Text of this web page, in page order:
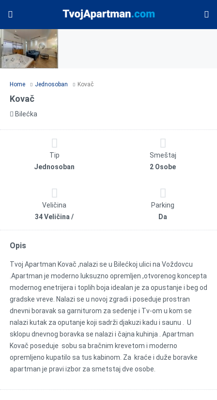
Home Jednosoban Kovač
Kovač
Bilećka
Tip
Jednosoban
Smeštaj
2 Osobe
Veličina
34 Veličina /
Parking
Da
Opis
Tvoj Apartman Kovač ,nalazi se u Bilećkoj ulici na Voždovcu
.Apartman je moderno luksuzno opremljen ,otvorenog koncepta
modernog enetrijera i toplih boja idealan je za opustanje i beg od
gradske vreve. Nalazi se u novoj zgradi i poseduje prostran
dnevni boravak sa garniturom za sedenje i Tv-om u kom se
nalazi kutak za oputanje koji sadrži djakuzi kadu i saunu . U
sklopu dnevnog boravka se nalazi i čajna kuhinja . Apartman
Kovač poseduje sobu sa bračnim krevetom i moderno
opremljeno kupatilo sa tus kabinom. Za kraće i duže boravke
apartman je pravi izbor za smetstaj dve osobe.